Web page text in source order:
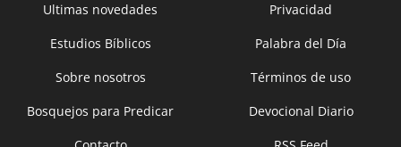
Ultimas novedades
Privacidad
Estudios Bíblicos
Palabra del Día
Sobre nosotros
Términos de uso
Bosquejos para Predicar
Devocional Diario